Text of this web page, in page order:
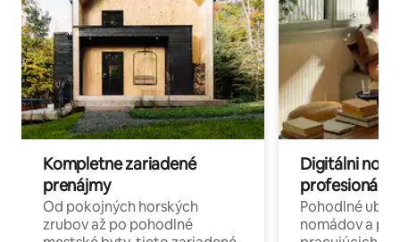
Kompletne zariadené
prenájmy
Od pokojných horských
zrubov až po pohodlné
Digitálni
profesionáli
Pohodlné
nomádov a